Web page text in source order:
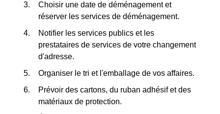
Choisir une date de déménagement et
réserver les services de déménagement.
Notifier les services publics et les
prestataires de services de votre changement
d'adresse.
Organiser le tri et l'emballage de vos affaires.
Prévoir des cartons, du ruban adhésif et des
matériaux de protection.